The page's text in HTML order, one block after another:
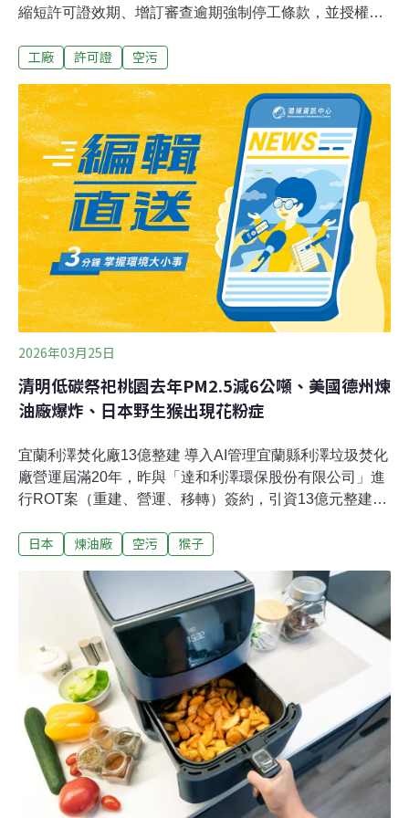
縮短許可證效期、增訂審查逾期強制停工條款，並授權地
表示，全國1.3萬件許可證之中，有六成屬於民生產業。若
月14日舉辦公聽會，再進行後續討論。憂中南部煤氣影響
居民健康 立委提加強空污法地方權責立法院衛環委員會29
日審查國民黨立委羅廷瑋、民眾黨團提案的「空氣污染防
治法」第27、28、30條修正草案。內容包含：縮短許可證
效期至兩年（原先為三至五年）；地方主管機關應於二個
月內完成展延申請之審查，否則業者依法必須停工；主管
機關若認為有影響民眾健康之虞，可變更許可內容或要求
配合減量。羅廷瑋指出，本次修法是希望中央與地方權責
一致，「空污由地方來承受，我們就有權讓地方來把關；
燃煤污染影響地方，地方就要有治
工廠 許可證 空污
2026年03月25日
清明低碳祭祀桃園去年PM2.5減6公噸、美國德州煉
油廠爆炸、日本野生猴出現花粉症
宜蘭利澤焚化廠13億整建 導入AI管理宜蘭縣利澤垃圾焚化
廠營運屆滿20年，昨與「達和利澤環保股份有限公司」進
行ROT案（重建、營運、移轉）簽約，引資13億元整建焚
噸廢棄物，總垃圾發電量也將提升至1.7萬瓩。（ 自由時
縣垃圾焚化廠去年才正式營運並完成單爐歲修，近日深夜
卻傳出排黑煙及異味問題，引發地方居民恐慌與多位縣議
員的高度關切。環保局長黃權煒強調，是因垃圾過濕，已
迅速控制。（自由時報報導）
日本 煉油廠 空污 猴子